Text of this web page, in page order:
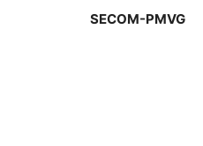
SECOM-PMVG